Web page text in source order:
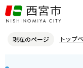
こ
の
ジ
現在のページ トップ